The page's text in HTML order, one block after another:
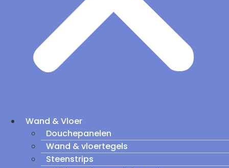
Wand & Vloer
Douchepanelen
Wand & vloertegels
Steenstrips